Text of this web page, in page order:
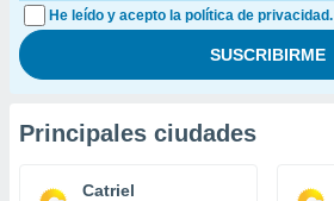
He leído y acepto la política de privacidad.
Principales ciudades
Catriel